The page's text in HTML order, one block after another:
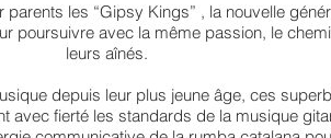
parents les “Gipsy Kings” , la nouvelle
poursuivre avec la même passion, le
leurs aînés.
depuis leur plus jeune âge, ces
avec fierté les standards de la musique